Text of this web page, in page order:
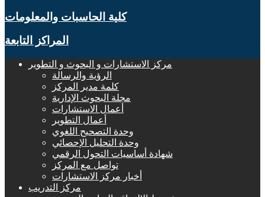
كلية الحاسبات والمعلومات
المراكز التابعة
مركز الاستشارات و البحوث و التطوير
الرؤية والرسالة
كلمة مدير المركز
مجلة البحوث الإدارية
أعمال الاستشارات
أعمال التطوير
وحدة التصحيح اللغوي
وحدة التحليل الإحصائي
شهادة أساسيات التحول الرقمي
تواصل مع المركز
أخبار مركز الاستشارات
مركز التدريب